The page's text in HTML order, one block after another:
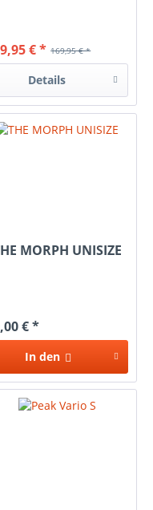
169,95 € *
€ *
Details
MORPH UNISIZE
€ *
In den